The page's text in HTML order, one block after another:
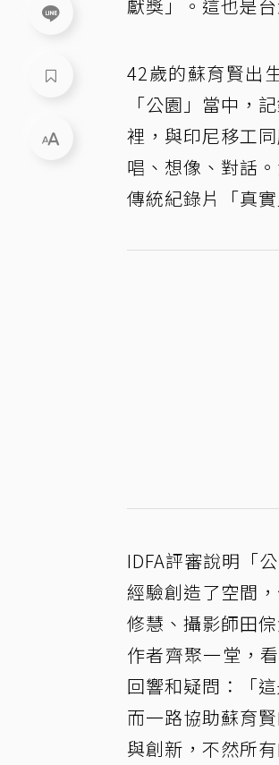
獻獎」。這也是
42歲的蘇育賢出
「公園」當中，
裡，與印尼移工
唱、想像、對話
傳統紀錄片「真
IDFA評審說明「
經驗創造了空間
修慧、攝影師田
作者齊聚一堂，
回響和疑問：「
而一路協助蘇育
與創新，不然所